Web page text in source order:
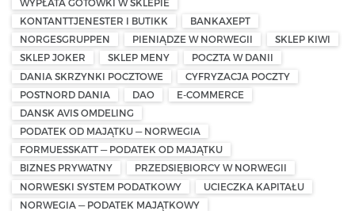
WYPŁATA GOTÓWKI W SKLEPIE
KONTANTTJENESTER I BUTIKK
BANKAXEPT
NORGESGRUPPEN
PIENIĄDZE W NORWEGII
SKLEP KIWI
SKLEP JOKER
SKLEP MENY
POCZTA W DANII
DANIA SKRZYNKI POCZTOWE
CYFRYZACJA POCZTY
POSTNORD DANIA
DAO
E-COMMERCE
DANSK AVIS OMDELING
PODATEK OD MAJĄTKU — NORWEGIA
FORMUESSKATT — PODATEK OD MAJĄTKU
BIZNES PRYWATNY
PRZEDSIĘBIORCY W NORWEGII
NORWESKI SYSTEM PODATKOWY
UCIECZKA KAPITAŁU
NORWEGIA — PODATEK MAJĄTKOWY